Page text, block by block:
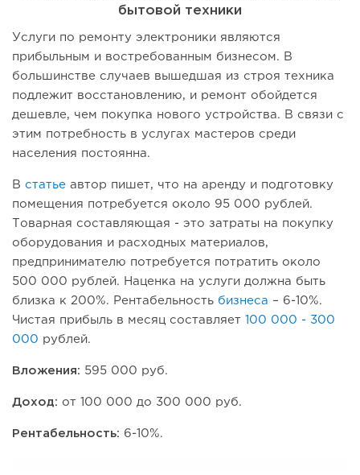
бытовой техники
Услуги по ремонту электроники являются
прибыльным и востребованным бизнесом. В
большинстве случаев вышедшая из строя техника
подлежит восстановлению, и ремонт обойдется
дешевле, чем покупка нового устройства. В связи с
этим потребность в услугах мастеров среди
населения постоянна.
В статье автор пишет, что на аренду и подготовку
помещения потребуется около 95 000 рублей.
Товарная составляющая - это затраты на покупку
оборудования и расходных материалов,
предпринимателю потребуется потратить около
500 000 рублей. Наценка на услуги должна быть
близка к 200%. Рентабельность бизнеса – 6-10%.
Чистая прибыль в месяц составляет
100 000 - 300
000 рублей.
Вложения: 595 000 руб.
Доход: от 100 000 до 300 000 руб.
Рентабельность: 6-10%.